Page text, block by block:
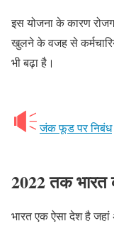
इस योजना के कारण
खुलने के वजह से
भी बढ़ा है।
जंक फूड पर निबंध
2022 तक भारत
भारत एक ऐसा देश है जहां